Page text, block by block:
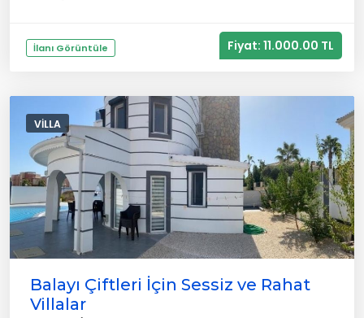
İlanı Görüntüle Fiyat: 11.000.00 TL
VILLA
Balayı Çiftleri İçin Sessiz ve Rahat
Villalar